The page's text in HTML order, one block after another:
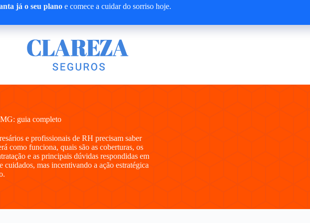
já o seu planoe comece a cuidar do sorriso hoje.
guia completo
e profissionais de RH precisam saber
como funciona, quais são as coberturas, os
e as principais dúvidas respondidas em
mas incentivando a ação estratégica